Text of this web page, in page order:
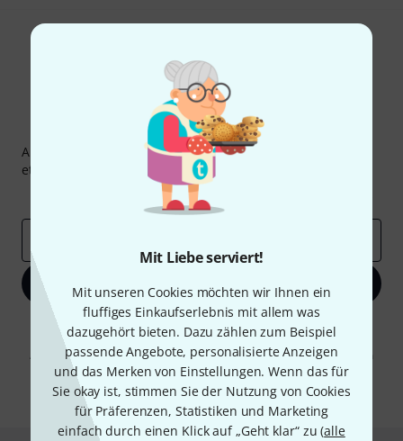
Mit Liebe serviert!
Mit unseren Cookies möchten wir Ihnen ein
fluffiges Einkaufserlebnis mit allem was
dazugehört bieten. Dazu zählen zum Beispiel
passende Angebote, personalisierte Anzeigen
und das Merken von Einstellungen. Wenn das für
Sie okay ist, stimmen Sie der Nutzung von Cookies
für Präferenzen, Statistiken und Marketing
einfach durch einen Klick auf „Geht klar“ zu (alle
Thomann Newsletter
Abonniere den Thomann Newsletter und gewinne mit
etwas Glück einen von
50 Gutscheinen
Inspirierende Beiträge
Jetzt anmelden
Mit Klick auf „Jetzt anmelden“ stimmen Sie dem Erhalt von E-Mail-
Werbung und einer Messung des E-Mail-Nutzungsverhaltens zu. Die
Abmeldung ist jederzeit möglich. Weitere Informationen finden Sie in
unserenDatenschutzhinweisen.
* Pflichtfeld